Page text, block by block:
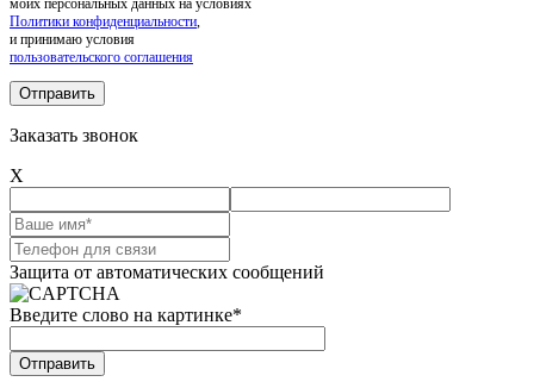
моих персональных данных на условиях
Политики конфиденциальности,
и принимаю условия
пользовательского соглашения
Заказать звонок
X
Защита от автоматических сообщений
Введите слово на картинке*